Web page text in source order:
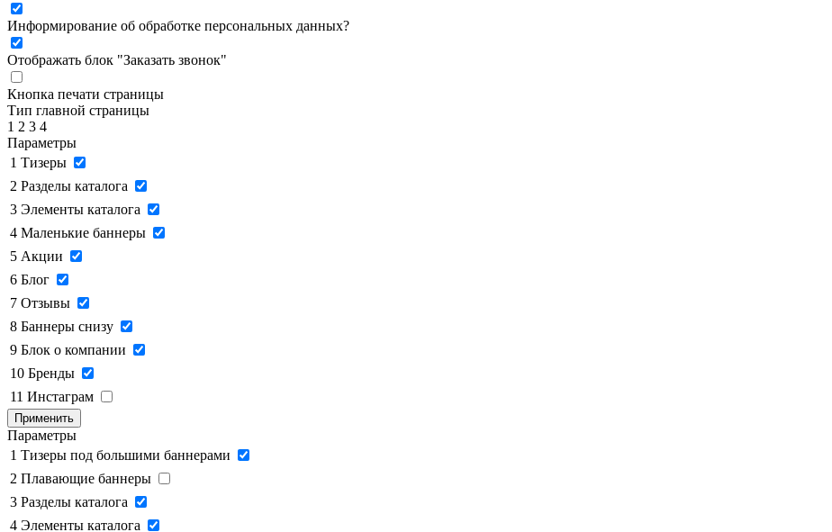
Информирование об обработке персональных данных?
Отображать блок "Заказать звонок"
Кнопка печати страницы
Тип главной страницы
1 2 3 4
Параметры
1 Тизеры
2 Разделы каталога
3 Элементы каталога
4 Маленькие баннеры
5 Акции
6 Блог
7 Отзывы
8 Баннеры снизу
9 Блок о компании
10 Бренды
11 Инстаграм
Применить
Параметры
1 Тизеры под большими баннерами
2 Плавающие баннеры
3 Разделы каталога
4 Элементы каталога